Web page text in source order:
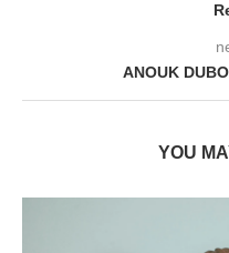
ANOUK
YOU